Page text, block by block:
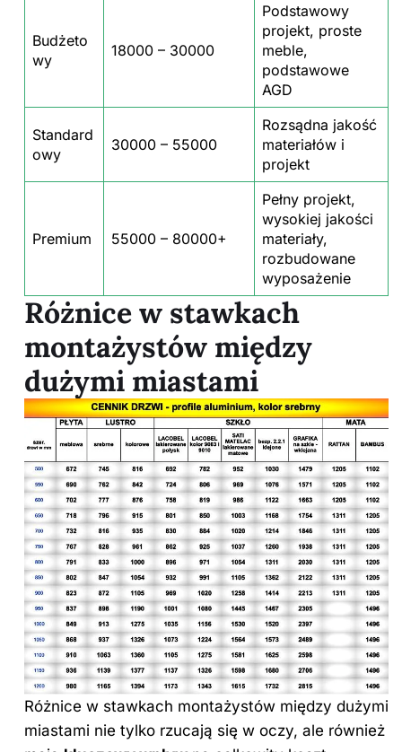
Budżeto
wy
18000 – 30000
Podstawowy
projekt, proste
meble,
podstawowe
AGD
Standard
owy
30000 – 55000
Rozsądna jakość
materiałów i
projekt
Premium 55000 – 80000+
Pełny projekt,
wysokiej jakości
materiały,
rozbudowane
wyposażenie
Różnice w stawkach
montażystów między
dużymi miastami
Różnice w stawkach montażystów między dużymi
miastami nie tylko rzucają się w oczy, ale również